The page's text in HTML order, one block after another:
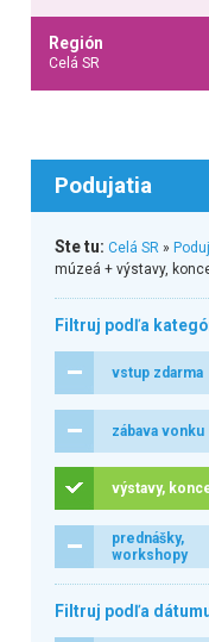
Región
Celá SR
Podujatia
Ste tu: Celá SR»
múzeá + výstavy,
Filtruj podľa
vstup zdarma
zábava vonku
výstavy,
prednášky,
workshopy
Filtruj podľa